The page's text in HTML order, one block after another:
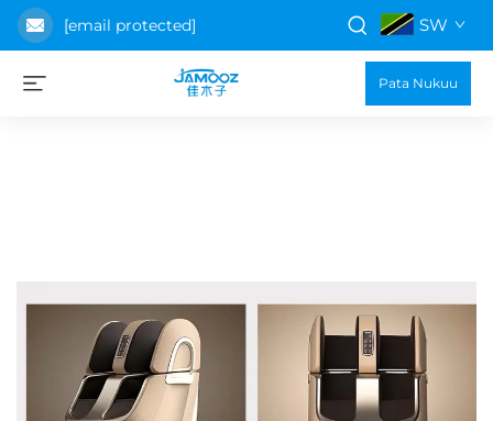
[email protected] SW
Pata Nukuu